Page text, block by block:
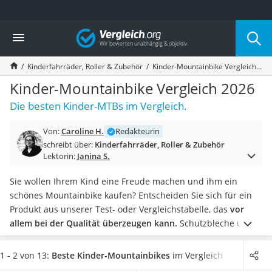
Die beliebtesten Vergleiche nach Kategorie
Kind & Baby
Babyphone mit 2 Kameras
Walkie-Talkie Kinder
Kindermatratzen
Babywippe
Rollschuhe für Kinder
Laufrad
Kinderschubkarre
Kinderuhr
Babyphone
Treppenschutzgitter
Kindersitz ab 4 Jahren
Kinderroller 3 Räder
Ferngesteuertes Auto
Vergleich
Kinderfahrräder, Roller & Zubehör Kinder-Mountainbike Vergleich 2026
Kinder-Mountainbike Vergleich 2026
Die besten Kinder-MTBs im Vergleich.
Von:Caroline H.
Redakteurin
schreibt über: Kinderfahrräder, Roller & Zubehör
Lektorin: Janina S.
Sie wollen Ihrem Kind eine Freude machen und ihm ein
schönes Mountainbike kaufen? Entscheiden Sie sich für ein
Produkt aus unserer Test- oder Vergleichstabelle, das vor
allem bei der Qualität überzeugen kann. Schutzbleche und
Ständer sind zwar praktisch, an MTBs für Kinder aber nicht
zwingend erforderlich. Die Frage nach der Gangschaltung
1 - 2 von 13: Beste Kinder-Mountainbikes im Vergleich